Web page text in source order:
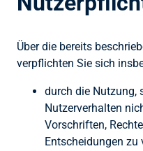
Über die bereits
verpflichten Sie sich
durch die Nutzung,
Nutzerverhalten
Vorschriften,
Entscheidungen zu